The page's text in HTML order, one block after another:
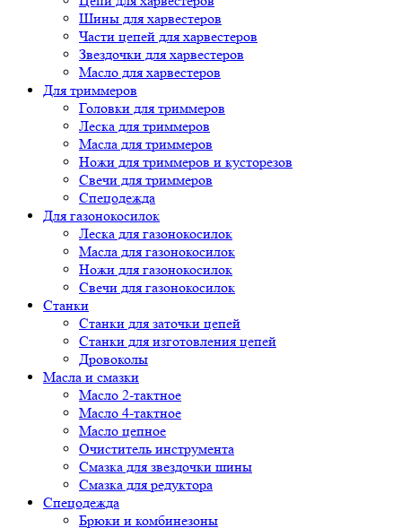
Шины для харвестеров
Части цепей для харвестеров
Звездочки для харвестеров
Масло для харвестеров
Для триммеров
Головки для триммеров
Леска для триммеров
Масла для триммеров
Ножи для триммеров и кусторезов
Свечи для триммеров
Спецодежда
Для газонокосилок
Леска для газонокосилок
Масла для газонокосилок
Ножи для газонокосилок
Свечи для газонокосилок
Станки
Cтанки для заточки цепей
Станки для изготовления цепей
Дровоколы
Масла и смазки
Масло 2-тактное
Масло 4-тактное
Масло цепное
Очиститель инструмента
Смазка для звездочки шины
Смазка для редуктора
Спецодежда
Брюки и комбинезоны